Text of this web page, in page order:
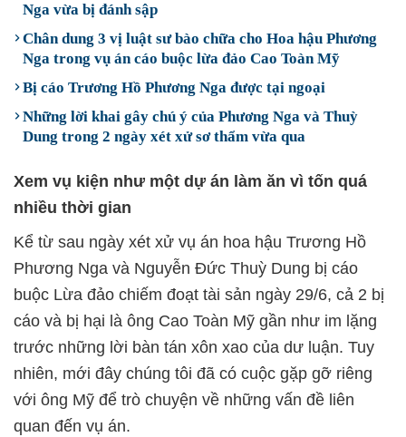
Nga vừa bị đánh sập
Chân dung 3 vị luật sư bào chữa cho Hoa hậu Phương
Nga trong vụ án cáo buộc lừa đảo Cao Toàn Mỹ
Bị cáo Trương Hồ Phương Nga được tại ngoại
Những lời khai gây chú ý của Phương Nga và Thuỳ
Dung trong 2 ngày xét xử sơ thẩm vừa qua
Xem vụ kiện như một dự án làm ăn vì tốn quá
nhiều thời gian
Kể từ sau ngày xét xử vụ án hoa hậu Trương Hồ
Phương Nga và Nguyễn Đức Thuỳ Dung bị cáo
buộc Lừa đảo chiếm đoạt tài sản ngày 29/6, cả 2 bị
cáo và bị hại là ông Cao Toàn Mỹ gần như im lặng
trước những lời bàn tán xôn xao của dư luận. Tuy
nhiên, mới đây chúng tôi đã có cuộc gặp gỡ riêng
với ông Mỹ để trò chuyện về những vấn đề liên
quan đến vụ án.